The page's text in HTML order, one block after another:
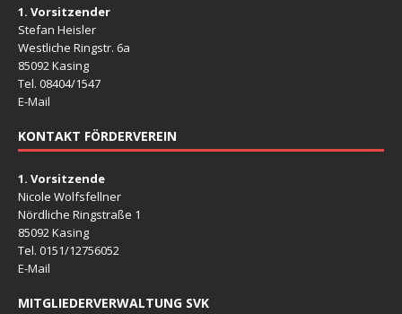
1. Vorsitzender
Stefan Heisler
Westliche Ringstr. 6a
85092 Kasing
Tel. 08404/1547
E-Mail
KONTAKT FÖRDERVEREIN
1. Vorsitzende
Nicole Wolfsfellner
Nördliche Ringstraße 1
85092 Kasing
Tel. 0151/12756052
E-Mail
MITGLIEDERVERWALTUNG SVK